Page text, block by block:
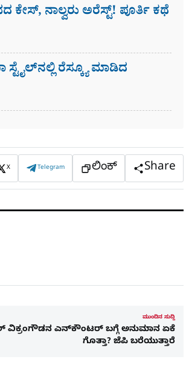
ನಾಲ್ವರು ಅರೆಸ್ಟ್! ಪೂರ್ತಿ ಕಥೆ
ಸ್ಟೈಲ್​ನಲ್ಲಿ ರೆಸ್ಕ್ಯೂ ಮಾಡಿದ
X Telegram ಲಿಂಕ್ Share
ಮುಂದಿನ ಸುದ್ದಿ
ವಿಕ್ರಂಗೌಡನ ಎನ್‌ಕೌಂಟರ್‌ ಬಗ್ಗೆ ಅನುಮಾನ ಏಕೆ
ಗೊತ್ತಾ? ಜೆಪಿ ಬರೆಯುತ್ತಾರೆ